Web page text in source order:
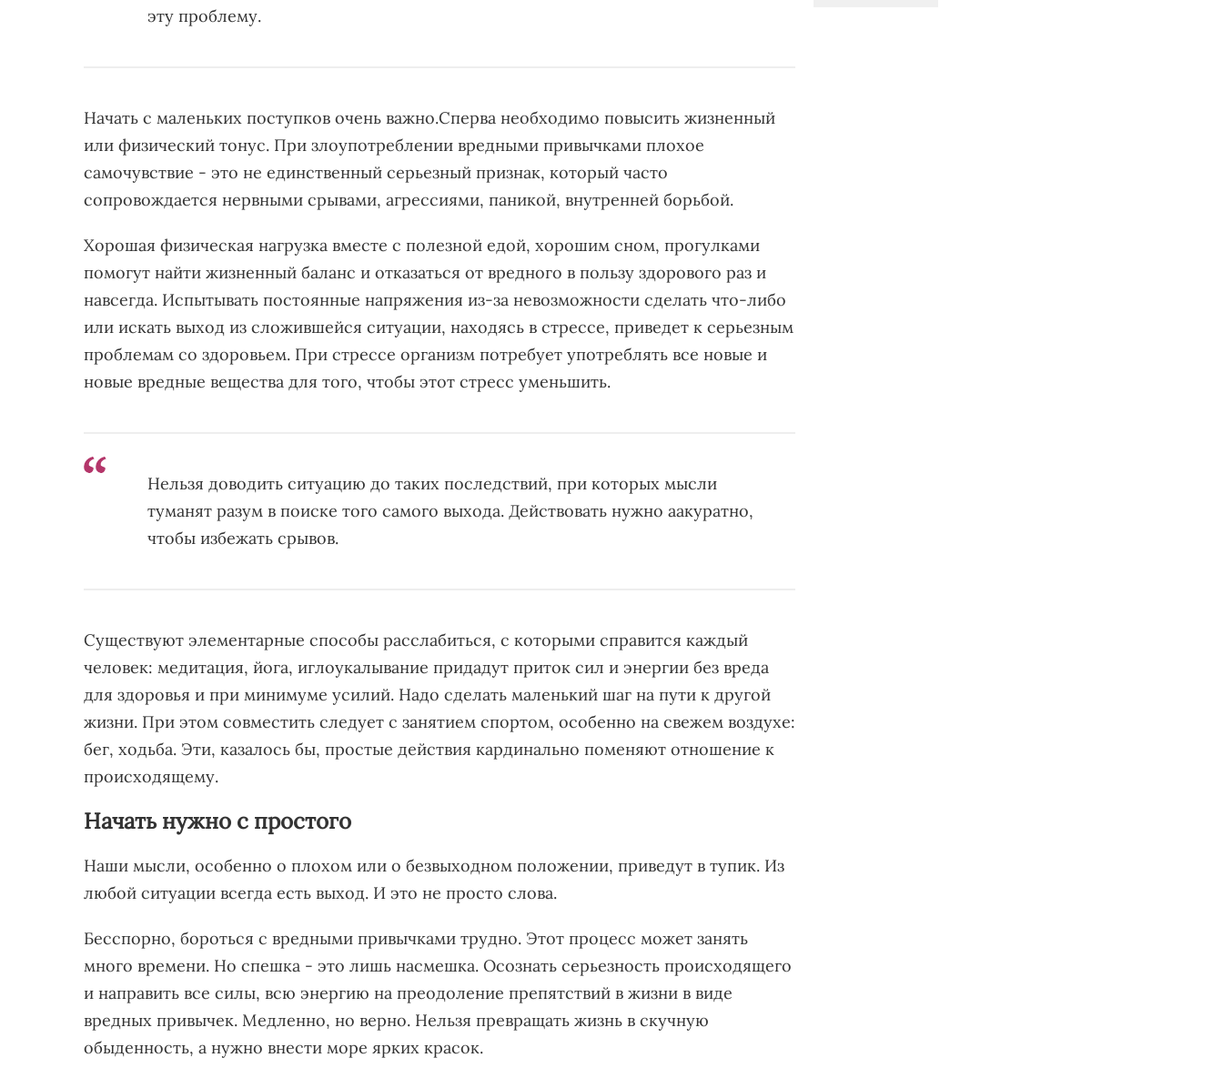
эту проблему.
Начать с маленьких поступков очень важно.Сперва необходимо повысить жизненный
или физический тонус. При злоупотреблении вредными привычками плохое
самочувствие - это не единственный серьезный признак, который часто
сопровождается нервными срывами, агрессиями, паникой, внутренней борьбой.
Хорошая физическая нагрузка вместе с полезной едой, хорошим сном, прогулками
помогут найти жизненный баланс и отказаться от вредного в пользу здорового раз и
навсегда. Испытывать постоянные напряжения из-за невозможности сделать что-либо
или искать выход из сложившейся ситуации, находясь в стрессе, приведет к серьезным
проблемам со здоровьем. При стрессе организм потребует употреблять все новые и
новые вредные вещества для того, чтобы этот стресс уменьшить.
Нельзя доводить ситуацию до таких последствий, при которых мысли
туманят разум в поиске того самого выхода. Действовать нужно аакуратно,
чтобы избежать срывов.
Существуют элементарные способы расслабиться, с которыми справится каждый
человек: медитация, йога, иглоукалывание придадут приток сил и энергии без вреда
для здоровья и при минимуме усилий. Надо сделать маленький шаг на пути к другой
жизни. При этом совместить следует с занятием спортом, особенно на свежем воздухе:
бег, ходьба. Эти, казалось бы, простые действия кардинально поменяют отношение к
происходящему.
Начать нужно с простого
Наши мысли, особенно о плохом или о безвыходном положении, приведут в тупик. Из
любой ситуации всегда есть выход. И это не просто слова.
Бесспорно, бороться с вредными привычками трудно. Этот процесс может занять
много времени. Но спешка - это лишь насмешка. Осознать серьезность происходящего
и направить все силы, всю энергию на преодоление препятствий в жизни в виде
вредных привычек. Медленно, но верно. Нельзя превращать жизнь в скучную
обыденность, а нужно внести море ярких красок.